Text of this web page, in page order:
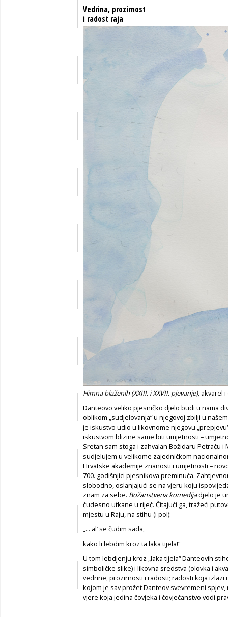
Vedrina, prozirnost
i radost raja
Himna blaženih (XXIII. i XXVII. pjevanje), akvarel i
Danteovo veliko pjesničko djelo budi u nama
oblikom „sudjelovanja“ u njegovoj zbilji u
je iskustvo udio u likovnome njegovu
iskustvom blizine same biti umjetnosti –
Sretan sam stoga i zahvalan Božidaru Petraču
sudjelujem u velikome zajedničkom
Hrvatske akademije znanosti i umjetnosti –
700. godišnjici pjesnikova preminuća.
slobodno, oslanjajući se na vjeru koju
znam za sebe. Božanstvena komedijadjelo je
čudesno utkane u riječ. Čitajući ga, tražeći
mjestu u Raju, na stihu (i pol):
„... al’ se čudim sada,
kako li lebdim kroz ta laka tijela!“
U tom lebdjenju kroz „laka tijela“ Danteovih
simboličke slike) i likovna sredstva (olovka i
vedrine, prozirnosti i radosti; radosti koja izlazi
kojom je sav prožet Danteov svevremeni
vjere koja jedina čovjeka i čovječanstvo vodi